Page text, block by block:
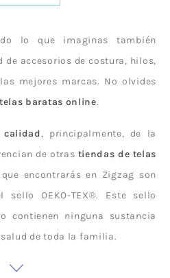
lo que imaginas también
accesorios de costura, hilos,
mejores marcas. No olvides
baratas online.
, principalmente, de la
de otras tiendas de telas
encontrarás en Zigzag son
OEKO-TEX®. Este sello
contienen ninguna sustancia
de toda la familia.